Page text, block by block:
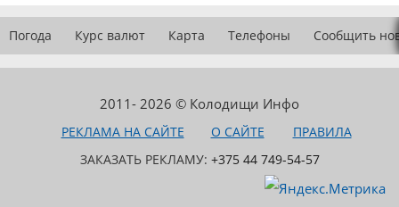
Погода Курс валют Карта Телефоны Сообщить
2011- 2026 © Колодищи Инфо
РЕКЛАМА НА САЙТЕ О САЙТЕ
ПРАВИЛА
ЗАКАЗАТЬ РЕКЛАМУ: +375 44 749-54-57